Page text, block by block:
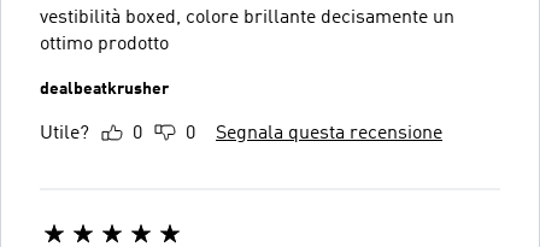
vestibilità boxed, colore brillante decisamente un
ottimo prodotto
dealbeatkrusher
Utile? 0 0 Segnala questa recensione